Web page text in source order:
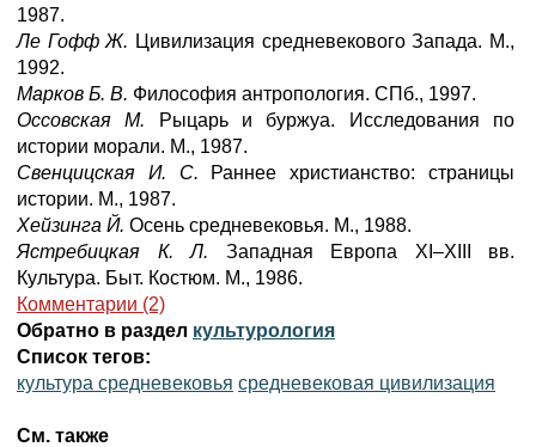
1987.
Ле Гофф Ж. Цивилизация средневекового Запада. М.,
1992.
Марков Б. В. Философия антропология. СПб., 1997.
Оссовская М.
Рыцарь и буржуа. Исследования по
истории морали. М., 1987.
Свенцицская И. С. Раннее христианство: страницы
истории. М., 1987.
Хейзинга Й. Осень средневековья. М., 1988.
Ястребицкая К. Л. Западная Европа XI–XIII вв.
Культура. Быт. Костюм. М., 1986.
Комментарии (2)
Обратно в раздел культурология
Список тегов:
культура средневековья средневековая цивилизация
См. также